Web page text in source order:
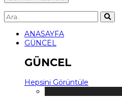
ANASAYFA
GÜNCEL
GÜNCEL
Hepsini Görüntüle